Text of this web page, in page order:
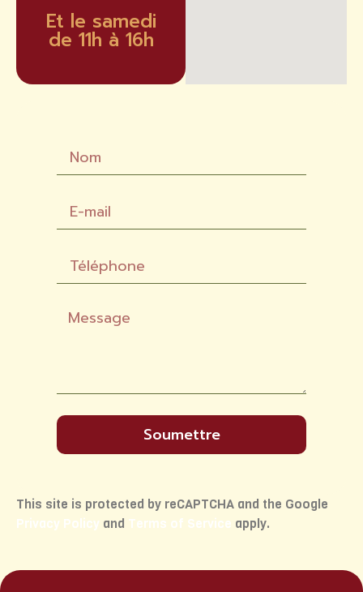
Et le samedi
de 11h à 16h
Soumettre
This site is protected by reCAPTCHA and the Google
Privacy Policy and Terms of Service apply.